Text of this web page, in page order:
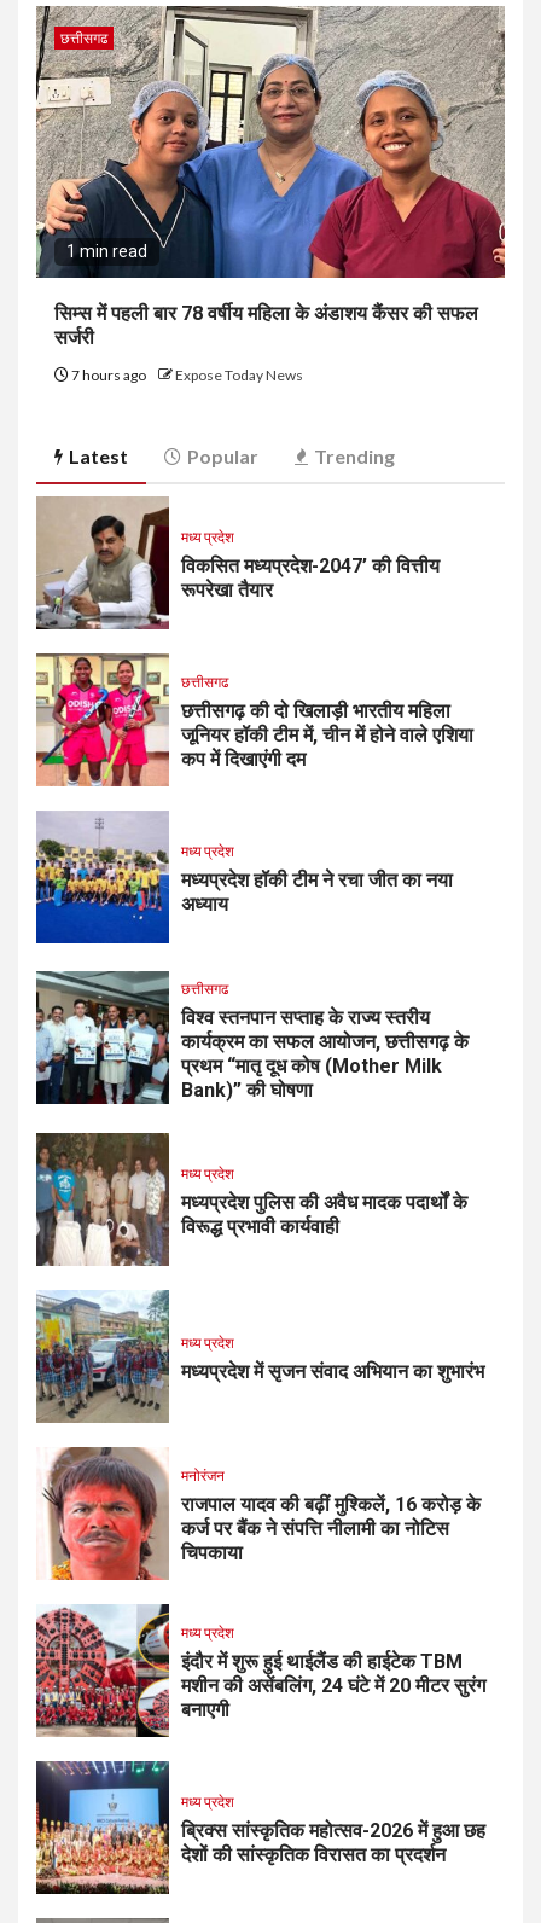
छत्तीसगढ
1 min read
सिम्स में पहली बार 78 वर्षीय महिला के अंडाशय कैंसर की सफल
सर्जरी
7 hours ago Expose Today News
Latest Popular Trending
मध्य प्रदेश
विकसित मध्यप्रदेश-2047’ की वित्तीय
रूपरेखा तैयार
छत्तीसगढ
छत्तीसगढ़ की दो खिलाड़ी भारतीय महिला
जूनियर हॉकी टीम में, चीन में होने वाले एशिया
कप में दिखाएंगी दम
मध्य प्रदेश
मध्यप्रदेश हॉकी टीम ने रचा जीत का नया
अध्याय
छत्तीसगढ
विश्व स्तनपान सप्ताह के राज्य स्तरीय
कार्यक्रम का सफल आयोजन, छत्तीसगढ़ के
प्रथम “मातृ दूध कोष (Mother Milk
Bank)” की घोषणा
मध्य प्रदेश
मध्यप्रदेश पुलिस की अवैध मादक पदार्थों के
विरूद्ध प्रभावी कार्यवाही
मध्य प्रदेश
मध्यप्रदेश में सृजन संवाद अभियान का शुभारंभ
मनोरंजन
राजपाल यादव की बढ़ीं मुश्किलें, ₹16 करोड़ के
कर्ज पर बैंक ने संपत्ति नीलामी का नोटिस
चिपकाया
मध्य प्रदेश
इंदौर में शुरू हुई थाईलैंड की हाईटेक TBM
मशीन की असेंबलिंग, 24 घंटे में 20 मीटर सुरंग
बनाएगी
मध्य प्रदेश
ब्रिक्स सांस्कृतिक महोत्सव-2026 में हुआ छह
देशों की सांस्कृतिक विरासत का प्रदर्शन